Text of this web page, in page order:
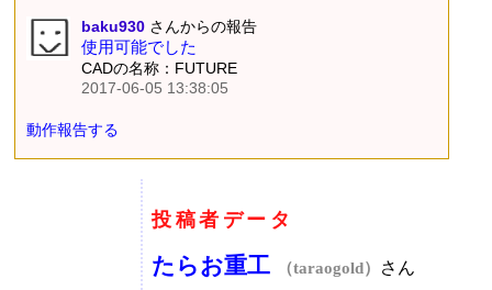
baku930 さんからの報告
使用可能でした
CADの名称：FUTURE
2017-06-05 13:38:05
動作報告する
投稿者データ
たらお重工 （taraogold） さん